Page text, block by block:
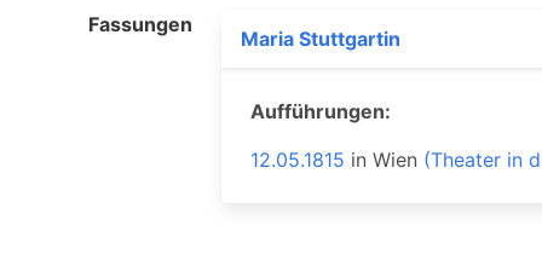
Fassungen
Maria Stuttgartin
Aufführungen:
12.05.1815 inWien (Theater in